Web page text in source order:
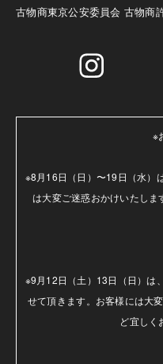
古物商東京公安委員会 古物
※
※8月16日（日）〜19日（水）
は大変ご迷惑おかけいたしま
※9月12日（土）13日（日）は
せて頂きます。お客様には大
ど宜しく